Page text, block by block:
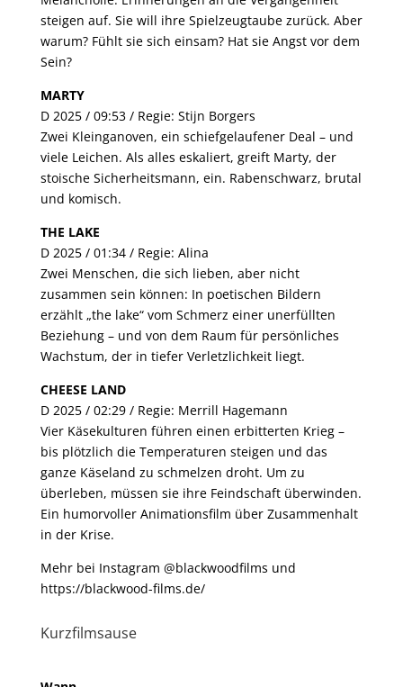
steigen auf. Sie will ihre Spielzeugtaube zurück. Aber
warum? Fühlt sie sich einsam? Hat sie Angst vor dem
Sein?
MARTY
D 2025 / 09:53 / Regie: Stijn Borgers
Zwei Kleinganoven, ein schiefgelaufener Deal – und
viele Leichen. Als alles eskaliert, greift Marty, der
stoische Sicherheitsmann, ein. Rabenschwarz, brutal
und komisch.
THE LAKE
D 2025 / 01:34 / Regie: Alina
Zwei Menschen, die sich lieben, aber nicht
zusammen sein können: In poetischen Bildern
erzählt „the lake“ vom Schmerz einer unerfüllten
Beziehung – und von dem Raum für persönliches
Wachstum, der in tiefer Verletzlichkeit liegt.
CHEESE LAND
D 2025 / 02:29 / Regie: Merrill Hagemann
Vier Käsekulturen führen einen erbitterten Krieg –
bis plötzlich die Temperaturen steigen und das
ganze Käseland zu schmelzen droht. Um zu
überleben, müssen sie ihre Feindschaft überwinden.
Ein humorvoller Animationsfilm über Zusammenhalt
in der Krise.
Mehr bei Instagram @blackwoodfilms und
https://blackwood-films.de/
Kurzfilmsause